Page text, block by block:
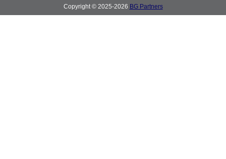
Copyright © 2025-2026 BG Partners